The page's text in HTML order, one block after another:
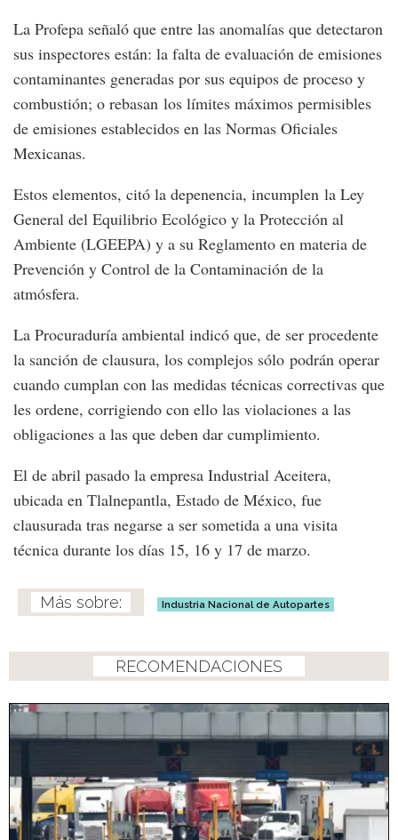
La Profepa señaló que entre las anomalías que detectaron
sus inspectores están: la falta de evaluación de emisiones
contaminantes generadas por sus equipos de proceso y
combustión; o rebasan los límites máximos permisibles
de emisiones establecidos en las Normas Oficiales
Mexicanas.
Estos elementos, citó la depenencia, incumplen la Ley
General del Equilibrio Ecológico y la Protección al
Ambiente (LGEEPA) y a su Reglamento en materia de
Prevención y Control de la Contaminación de la
atmósfera.
La Procuraduría ambiental indicó que, de ser procedente
la sanción de clausura, los complejos sólo podrán operar
cuando cumplan con las medidas técnicas correctivas que
les ordene, corrigiendo con ello las violaciones a las
obligaciones a las que deben dar cumplimiento.
El de abril pasado la empresa Industrial Aceitera,
ubicada en Tlalnepantla, Estado de México, fue
clausurada tras negarse a ser sometida a una visita
técnica durante los días 15, 16 y 17 de marzo.
Industria Nacional de Autopartes
RECOMENDACIONES